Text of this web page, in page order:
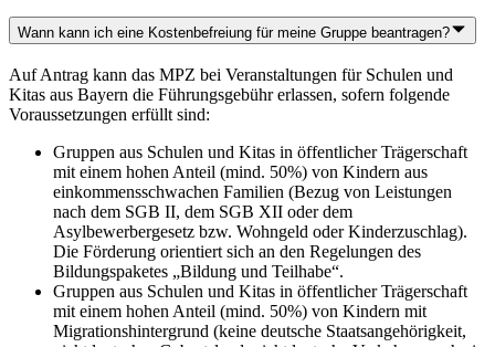
Wann kann ich eine Kostenbefreiung für meine Gruppe beantragen?
Auf Antrag kann das MPZ bei Veranstaltungen für Schulen und
Kitas aus Bayern die Führungsgebühr erlassen, sofern folgende
Voraussetzungen erfüllt sind:
Gruppen aus Schulen und Kitas in öffentlicher Trägerschaft
mit einem hohen Anteil (mind. 50%) von Kindern aus
einkommensschwachen Familien (Bezug von Leistungen
nach dem SGB II, dem SGB XII oder dem
Asylbewerbergesetz bzw. Wohngeld oder Kinderzuschlag).
Die Förderung orientiert sich an den Regelungen des
Bildungspaketes „Bildung und Teilhabe“.
Gruppen aus Schulen und Kitas in öffentlicher Trägerschaft
mit einem hohen Anteil (mind. 50%) von Kindern mit
Migrationshintergrund (keine deutsche Staatsangehörigkeit,